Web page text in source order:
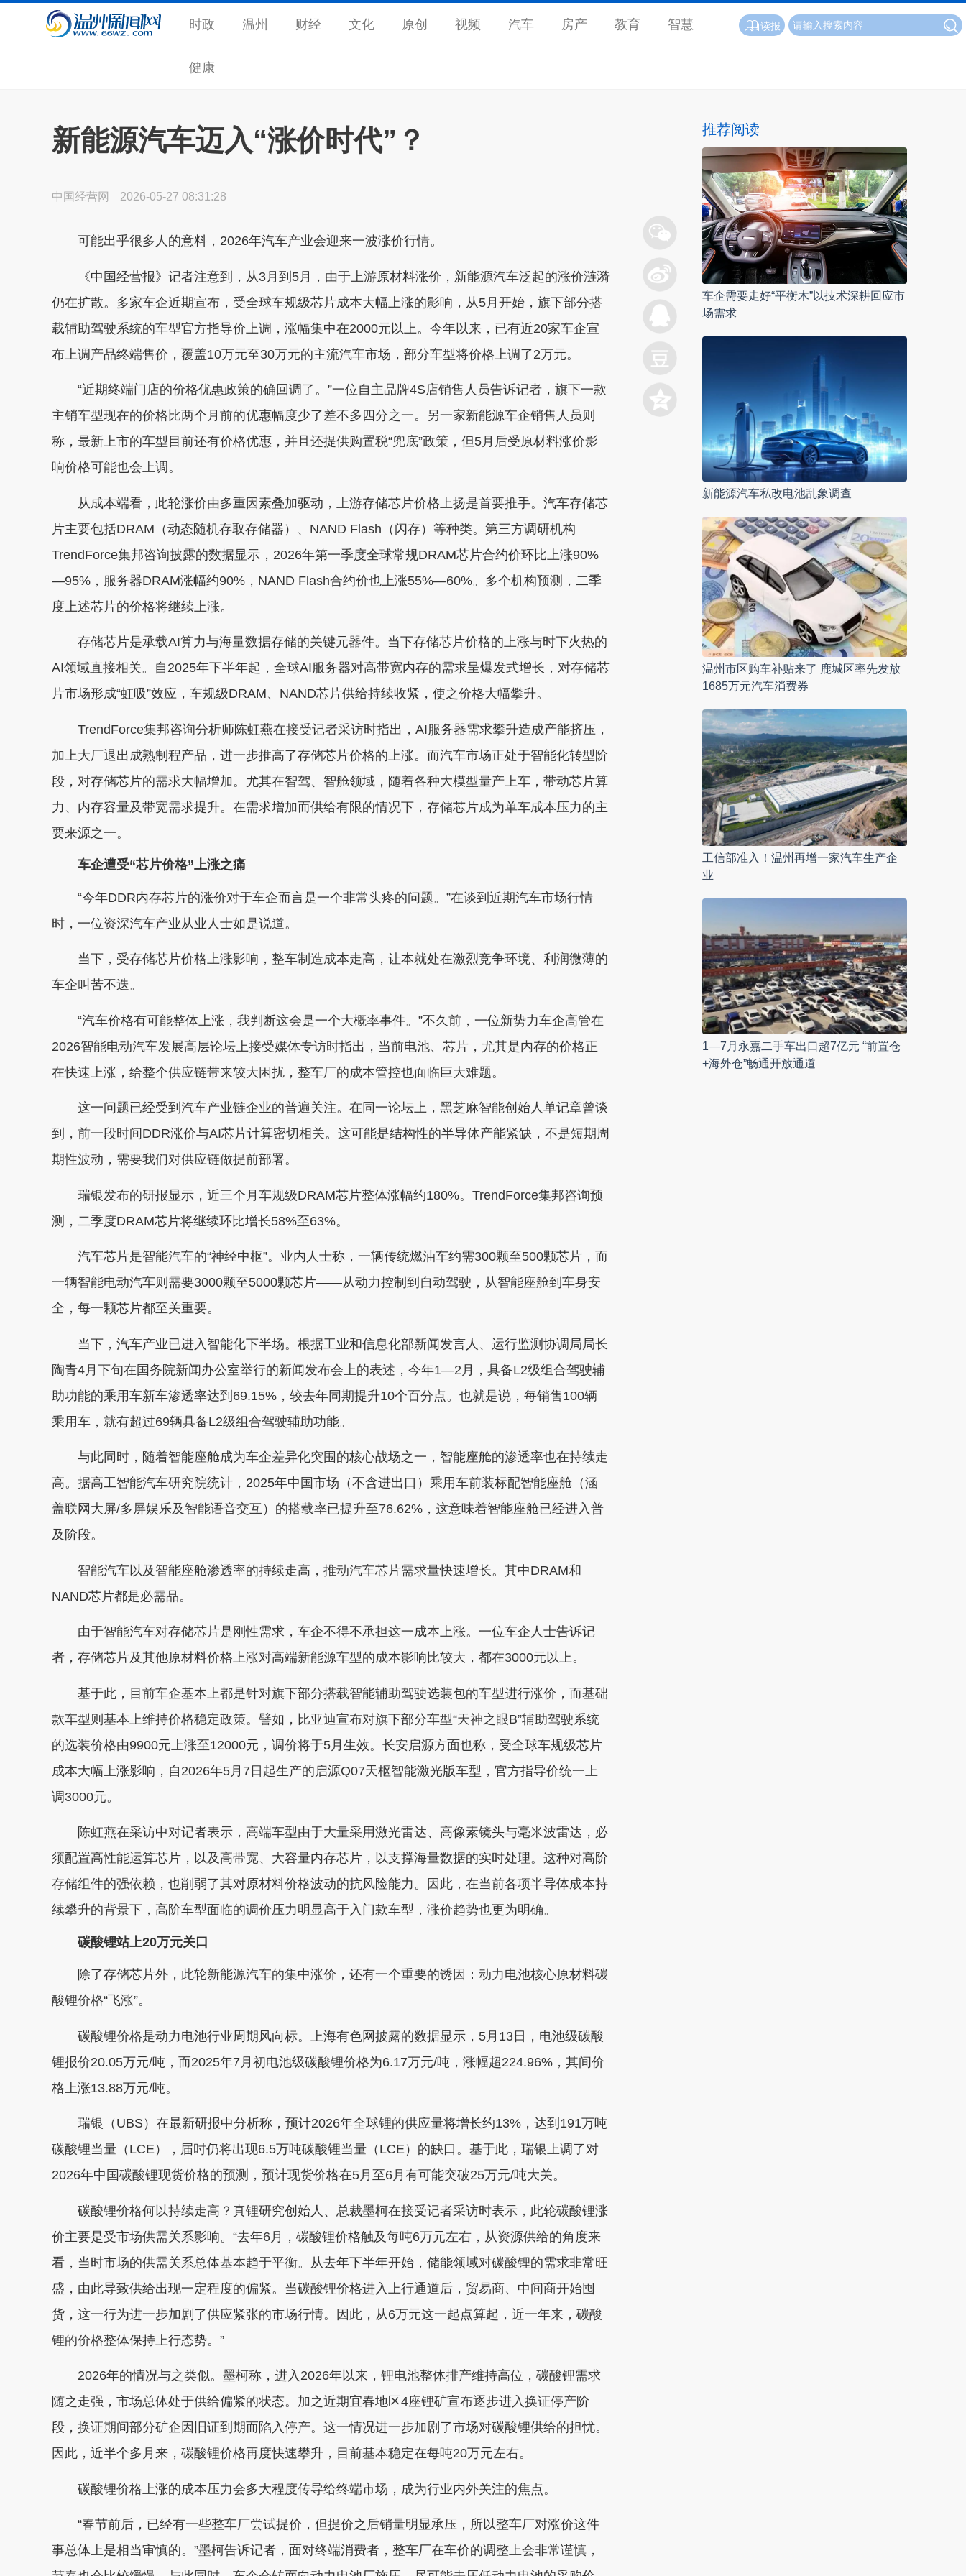
时政 温州 财经 文化 原创 视频 汽车 房产 教育 智慧
健康
读报
新能源汽车迈入“涨价时代”？
中国经营网 2026-05-27 08:31:28
可能出乎很多人的意料，2026年汽车产业会迎来一波涨价行情。
《中国经营报》记者注意到，从3月到5月，由于上游原材料涨价，新能源汽车泛起的涨价涟漪
仍在扩散。多家车企近期宣布，受全球车规级芯片成本大幅上涨的影响，从5月开始，旗下部分搭
载辅助驾驶系统的车型官方指导价上调，涨幅集中在2000元以上。今年以来，已有近20家车企宣
布上调产品终端售价，覆盖10万元至30万元的主流汽车市场，部分车型将价格上调了2万元。
“近期终端门店的价格优惠政策的确回调了。”一位自主品牌4S店销售人员告诉记者，旗下一款
主销车型现在的价格比两个月前的优惠幅度少了差不多四分之一。另一家新能源车企销售人员则
称，最新上市的车型目前还有价格优惠，并且还提供购置税“兜底”政策，但5月后受原材料涨价影
响价格可能也会上调。
从成本端看，此轮涨价由多重因素叠加驱动，上游存储芯片价格上扬是首要推手。汽车存储芯
片主要包括DRAM（动态随机存取存储器）、NAND Flash（闪存）等种类。第三方调研机构
TrendForce集邦咨询披露的数据显示，2026年第一季度全球常规DRAM芯片合约价环比上涨90%
—95%，服务器DRAM涨幅约90%，NAND Flash合约价也上涨55%—60%。多个机构预测，二季
度上述芯片的价格将继续上涨。
存储芯片是承载AI算力与海量数据存储的关键元器件。当下存储芯片价格的上涨与时下火热的
AI领域直接相关。自2025年下半年起，全球AI服务器对高带宽内存的需求呈爆发式增长，对存储芯
片市场形成“虹吸”效应，车规级DRAM、NAND芯片供给持续收紧，使之价格大幅攀升。
TrendForce集邦咨询分析师陈虹燕在接受记者采访时指出，AI服务器需求攀升造成产能挤压，
加上大厂退出成熟制程产品，进一步推高了存储芯片价格的上涨。而汽车市场正处于智能化转型阶
段，对存储芯片的需求大幅增加。尤其在智驾、智舱领域，随着各种大模型量产上车，带动芯片算
力、内存容量及带宽需求提升。在需求增加而供给有限的情况下，存储芯片成为单车成本压力的主
要来源之一。
车企遭受“芯片价格”上涨之痛
“今年DDR内存芯片的涨价对于车企而言是一个非常头疼的问题。”在谈到近期汽车市场行情
时，一位资深汽车产业从业人士如是说道。
当下，受存储芯片价格上涨影响，整车制造成本走高，让本就处在激烈竞争环境、利润微薄的
车企叫苦不迭。
“汽车价格有可能整体上涨，我判断这会是一个大概率事件。”不久前，一位新势力车企高管在
2026智能电动汽车发展高层论坛上接受媒体专访时指出，当前电池、芯片，尤其是内存的价格正
在快速上涨，给整个供应链带来较大困扰，整车厂的成本管控也面临巨大难题。
这一问题已经受到汽车产业链企业的普遍关注。在同一论坛上，黑芝麻智能创始人单记章曾谈
到，前一段时间DDR涨价与AI芯片计算密切相关。这可能是结构性的半导体产能紧缺，不是短期周
期性波动，需要我们对供应链做提前部署。
瑞银发布的研报显示，近三个月车规级DRAM芯片整体涨幅约180%。TrendForce集邦咨询预
测，二季度DRAM芯片将继续环比增长58%至63%。
汽车芯片是智能汽车的“神经中枢”。业内人士称，一辆传统燃油车约需300颗至500颗芯片，而
一辆智能电动汽车则需要3000颗至5000颗芯片——从动力控制到自动驾驶，从智能座舱到车身安
全，每一颗芯片都至关重要。
当下，汽车产业已进入智能化下半场。根据工业和信息化部新闻发言人、运行监测协调局局长
陶青4月下旬在国务院新闻办公室举行的新闻发布会上的表述，今年1—2月，具备L2级组合驾驶辅
助功能的乘用车新车渗透率达到69.15%，较去年同期提升10个百分点。也就是说，每销售100辆
乘用车，就有超过69辆具备L2级组合驾驶辅助功能。
与此同时，随着智能座舱成为车企差异化突围的核心战场之一，智能座舱的渗透率也在持续走
高。据高工智能汽车研究院统计，2025年中国市场（不含进出口）乘用车前装标配智能座舱（涵
盖联网大屏/多屏娱乐及智能语音交互）的搭载率已提升至76.62%，这意味着智能座舱已经进入普
及阶段。
智能汽车以及智能座舱渗透率的持续走高，推动汽车芯片需求量快速增长。其中DRAM和
NAND芯片都是必需品。
由于智能汽车对存储芯片是刚性需求，车企不得不承担这一成本上涨。一位车企人士告诉记
者，存储芯片及其他原材料价格上涨对高端新能源车型的成本影响比较大，都在3000元以上。
基于此，目前车企基本上都是针对旗下部分搭载智能辅助驾驶选装包的车型进行涨价，而基础
款车型则基本上维持价格稳定政策。譬如，比亚迪宣布对旗下部分车型“天神之眼B”辅助驾驶系统
的选装价格由9900元上涨至12000元，调价将于5月生效。长安启源方面也称，受全球车规级芯片
成本大幅上涨影响，自2026年5月7日起生产的启源Q07天枢智能激光版车型，官方指导价统一上
调3000元。
陈虹燕在采访中对记者表示，高端车型由于大量采用激光雷达、高像素镜头与毫米波雷达，必
须配置高性能运算芯片，以及高带宽、大容量内存芯片，以支撑海量数据的实时处理。这种对高阶
存储组件的强依赖，也削弱了其对原材料价格波动的抗风险能力。因此，在当前各项半导体成本持
续攀升的背景下，高阶车型面临的调价压力明显高于入门款车型，涨价趋势也更为明确。
碳酸锂站上20万元关口
除了存储芯片外，此轮新能源汽车的集中涨价，还有一个重要的诱因：动力电池核心原材料碳
酸锂价格“飞涨”。
碳酸锂价格是动力电池行业周期风向标。上海有色网披露的数据显示，5月13日，电池级碳酸
锂报价20.05万元/吨，而2025年7月初电池级碳酸锂价格为6.17万元/吨，涨幅超224.96%，其间价
格上涨13.88万元/吨。
瑞银（UBS）在最新研报中分析称，预计2026年全球锂的供应量将增长约13%，达到191万吨
碳酸锂当量（LCE），届时仍将出现6.5万吨碳酸锂当量（LCE）的缺口。基于此，瑞银上调了对
2026年中国碳酸锂现货价格的预测，预计现货价格在5月至6月有可能突破25万元/吨大关。
碳酸锂价格何以持续走高？真锂研究创始人、总裁墨柯在接受记者采访时表示，此轮碳酸锂涨
价主要是受市场供需关系影响。“去年6月，碳酸锂价格触及每吨6万元左右，从资源供给的角度来
看，当时市场的供需关系总体基本趋于平衡。从去年下半年开始，储能领域对碳酸锂的需求非常旺
盛，由此导致供给出现一定程度的偏紧。当碳酸锂价格进入上行通道后，贸易商、中间商开始囤
货，这一行为进一步加剧了供应紧张的市场行情。因此，从6万元这一起点算起，近一年来，碳酸
锂的价格整体保持上行态势。”
2026年的情况与之类似。墨柯称，进入2026年以来，锂电池整体排产维持高位，碳酸锂需求
随之走强，市场总体处于供给偏紧的状态。加之近期宜春地区4座锂矿宣布逐步进入换证停产阶
段，换证期间部分矿企因旧证到期而陷入停产。这一情况进一步加剧了市场对碳酸锂供给的担忧。
因此，近半个多月来，碳酸锂价格再度快速攀升，目前基本稳定在每吨20万元左右。
碳酸锂价格上涨的成本压力会多大程度传导给终端市场，成为行业内外关注的焦点。
“春节前后，已经有一些整车厂尝试提价，但提价之后销量明显承压，所以整车厂对涨价这件
事总体上是相当审慎的。”墨柯告诉记者，面对终端消费者，整车厂在车价的调整上会非常谨慎，
推荐阅读
车企需要走好“平衡木”以技术深耕回应市
场需求
新能源汽车私改电池乱象调查
温州市区购车补贴来了 鹿城区率先发放
1685万元汽车消费券
工信部准入！温州再增一家汽车生产企
业
1—7月永嘉二手车出口超7亿元 “前置仓
+海外仓”畅通开放通道